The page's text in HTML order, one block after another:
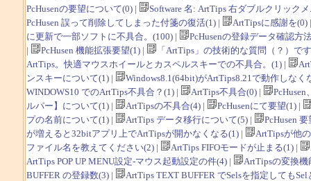
PcHusenの要望について(0)|
Software 名: ArtTips 右ダブルクリック
PcHusen 誤って削除してしまった付箋の復活(1)| ArtTipsに感謝を(0)
に更新で一部ソフトに不具合。(100)|
PcHusenの登録データ確認方
|
PcHusen 機能拡張要望(1)|
「ArtTips」の技術的な質問（？）で
ArtTips。快適マウスホイールとカスペルスキーでの不具合。(1)|
ンスキーについて(1)|
Windows8.1(64bit)がArtTips8.21で動作しなく
WINDOWS10 でのArtTips不具合？(1)| ArtTips不具合(0)|
PcHusen
ルパー】について(1)| ArtTipsの不具合(4)| PcHusenにて要望(1)|
プの名前について(1)| ArtTips データ移行について(5)|
PcHusen
が増えると32bitアプリ上でArtTipsが開かなくなる(1)|
ArtTipsが他
ファイル名を教えてください(2)| ArtTips FIFOモードが止まる(1)|
ArtTips POP UP MENU設定-マウス起動設定の件(4)|
ArtTipsの変換機
BUFFER の登録数(3)|
ArtTips TEXT BUFFER でSelsを指定しても